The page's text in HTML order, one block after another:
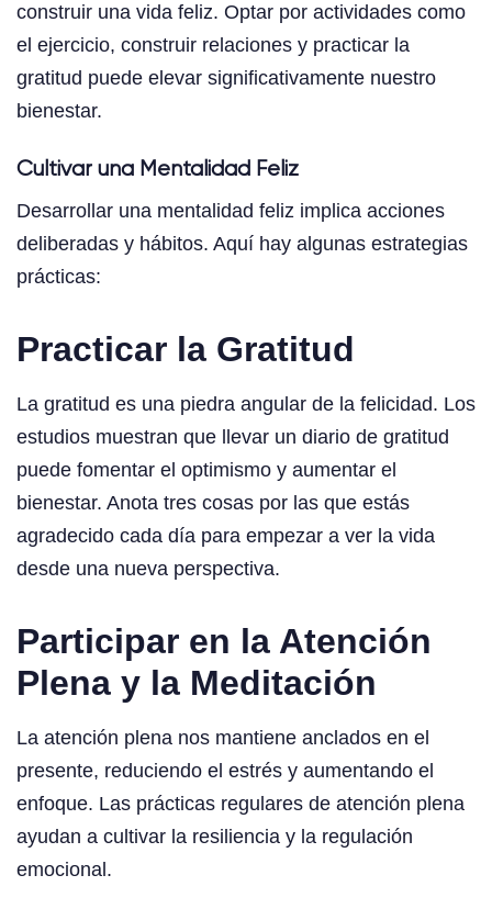
construir una vida feliz. Optar por actividades como
el ejercicio, construir relaciones y practicar la
gratitud puede elevar significativamente nuestro
bienestar.
Cultivar una Mentalidad Feliz
Desarrollar una mentalidad feliz implica acciones
deliberadas y hábitos. Aquí hay algunas estrategias
prácticas:
Practicar la Gratitud
La gratitud es una piedra angular de la felicidad. Los
estudios muestran que llevar un diario de gratitud
puede fomentar el optimismo y aumentar el
bienestar. Anota tres cosas por las que estás
agradecido cada día para empezar a ver la vida
desde una nueva perspectiva.
Participar en la Atención
Plena y la Meditación
La atención plena nos mantiene anclados en el
presente, reduciendo el estrés y aumentando el
enfoque. Las prácticas regulares de atención plena
ayudan a cultivar la resiliencia y la regulación
emocional.